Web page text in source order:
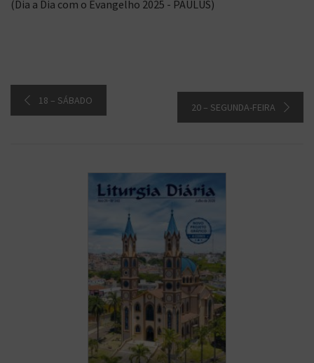
(Dia a Dia com o Evangelho 2025 - PAULUS)
18 – SÁBADO
20 – SEGUNDA-FEIRA